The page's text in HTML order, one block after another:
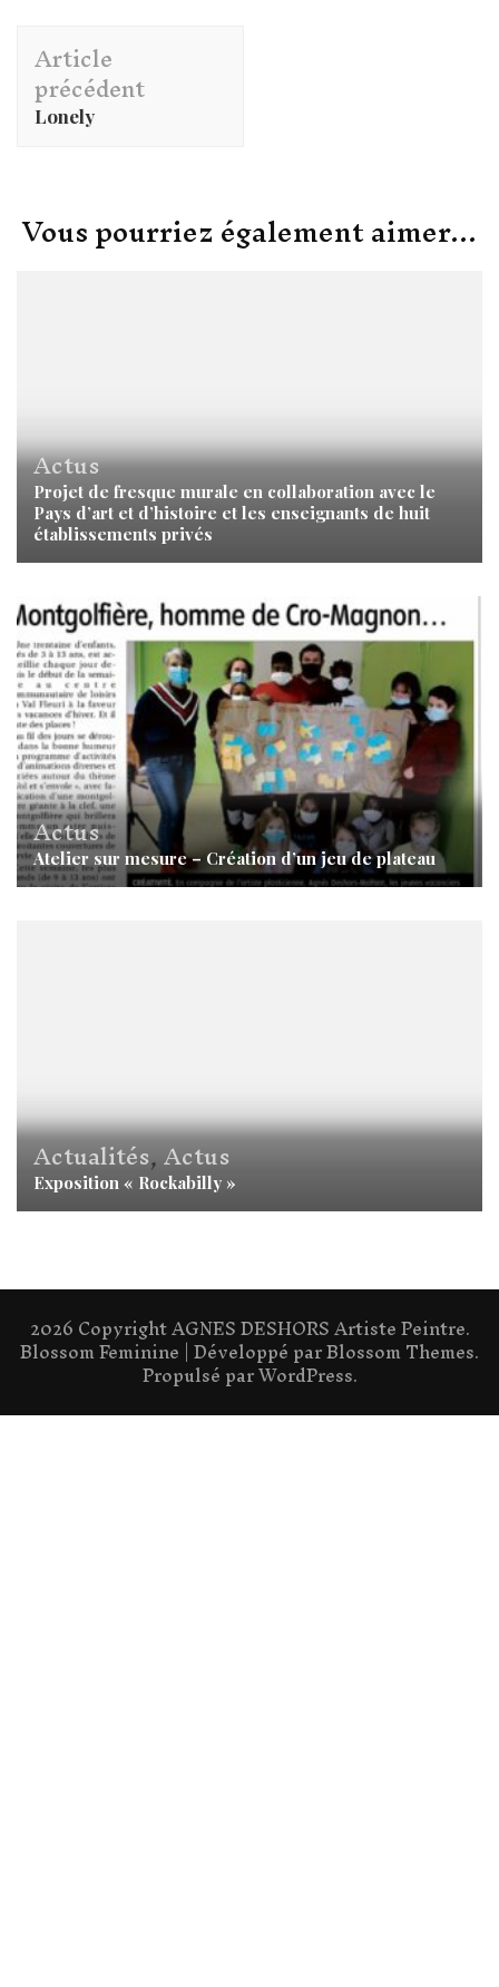
Navigation
d'article
Article
précédent
Lonely
Vous pourriez également aimer...
Actus
Projet de fresque murale en collaboration avec le
Pays d’art et d’histoire et les enseignants de huit
établissements privés
Actus
Atelier sur mesure – Création d’un jeu de plateau
Actualités,Actus
Exposition « Rockabilly »
2026 CopyrightAGNES DESHORS Artiste Peintre.
Blossom Feminine | Développé parBlossom Themes.
Propulsé parWordPress.